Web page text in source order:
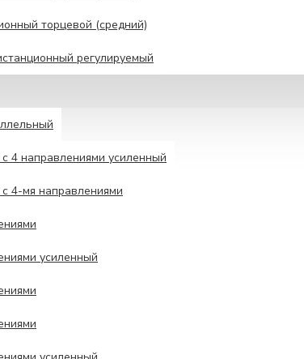
торцевой (средний)
регулируемый
4 направлениями усиленный
4-мя направлениями
усиленный